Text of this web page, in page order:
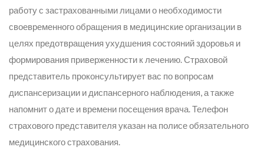
работу с застрахованными лицами о необходимости
своевременного обращения в медицинские организации в
целях предотвращения ухудшения состояний здоровья и
формирования приверженности к лечению. Страховой
представитель проконсультирует вас по вопросам
диспансеризации и диспансерного наблюдения, а также
напомнит о дате и времени посещения врача. Телефон
страхового представителя указан на полисе обязательного
медицинского страхования.